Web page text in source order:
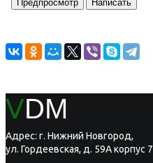
VDM
Адрес: г. Нижний Новгород,
ул. Гордеевская, д. 59А корпус 7